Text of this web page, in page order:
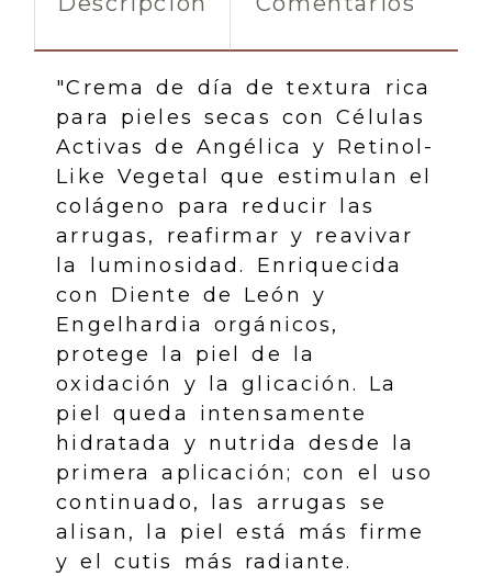
"Crema de día de textura rica
para pieles secas con Células
Activas de Angélica y Retinol-
Like Vegetal que estimulan el
colágeno para reducir las
arrugas, reafirmar y reavivar
la luminosidad. Enriquecida
con Diente de León y
Engelhardia orgánicos,
protege la piel de la
oxidación y la glicación. La
piel queda intensamente
hidratada y nutrida desde la
primera aplicación; con el uso
continuado, las arrugas se
alisan, la piel está más firme
y el cutis más radiante.